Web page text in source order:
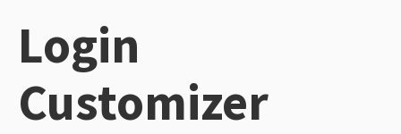
Login
Customizer